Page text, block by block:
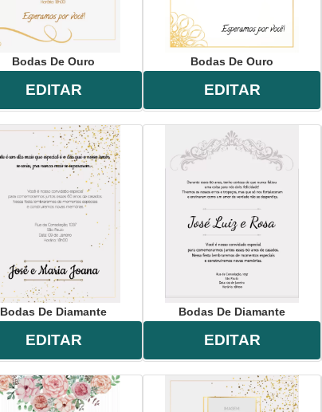
Bodas De Ouro
EDITAR
Bodas De Ouro
EDITAR
Bodas De Diamante
EDITAR
Bodas De Diamante
EDITAR